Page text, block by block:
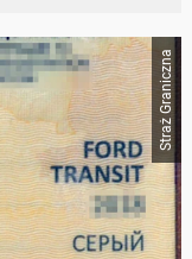
Straż Graniczna